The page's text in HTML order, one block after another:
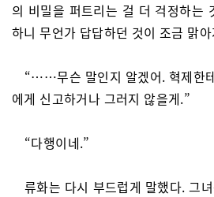
의 비밀을 퍼트리는 걸 더 걱정하는
하니 무언가 답답하던 것이 조금 맑
“……무슨 말인지 알겠어. 혁제한
에게 신고하거나 그러지 않을게.”
“다행이네.”
류화는 다시 부드럽게 말했다. 그